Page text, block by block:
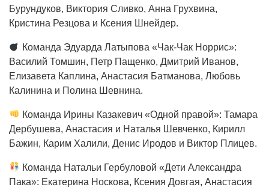
Бурундуков, Виктория Сливко, Анна Грухвина,
Кристина Резцова и Ксения Шнейдер.
Команда Эдуарда Латыпова «Чак-Чак Норрис»:
Василий Томшин, Петр Пащенко, Дмитрий Иванов,
Елизавета Каплина, Анастасия Батманова, Любовь
Калинина и Полина Шевнина.
Команда Ирины Казакевич «Одной правой»: Тамара
Дербушева, Анастасия и Наталья Шевченко, Кирилл
Бажин, Карим Халили, Денис Иродов и Виктор Плицев.
Команда Натальи Гербуловой «Дети Александра
Пака»: Екатерина Носкова, Ксения Довгая, Анастасия